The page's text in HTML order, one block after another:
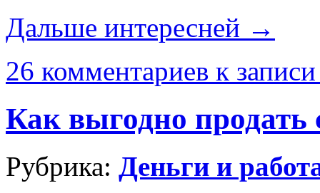
Дальше интересней →
26 комментариев к
Как выгодно продать
Рубрика: Деньги и